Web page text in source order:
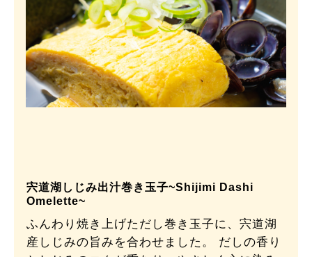
宍道湖しじみ出汁巻き玉子~Shijimi Dashi
Omelette~
ふんわり焼き上げただし巻き玉子に、宍道湖
産しじみの旨みを合わせました。 だしの香り